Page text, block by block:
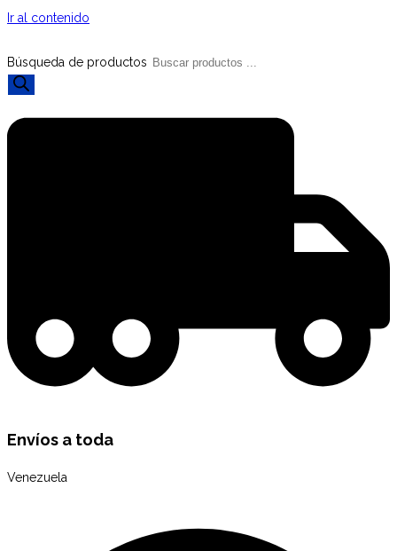
Ir al contenido
Búsqueda de productos
Envíos a toda
Venezuela